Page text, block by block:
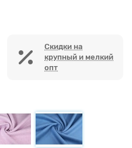
Скидки на
крупный и мелкий
опт